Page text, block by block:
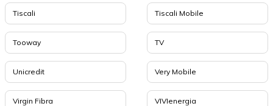
Tiscali Tiscali Mobile
Tooway TV
Unicredit Very Mobile
Virgin Fibra VIVIenergia